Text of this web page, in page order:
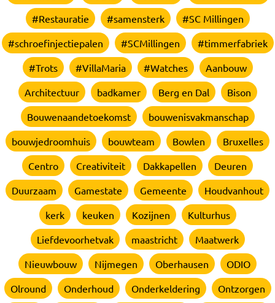
#Restauratie
#samensterk
#SC Millingen
#schroefinjectiepalen
#SCMillingen
#timmerfabriek
#Trots
#VillaMaria #Watches
Aanbouw
Architectuur
badkamer Berg en Dal
Bison
Bouwenaandetoekomst
bouwenisvakmanschap
bouwjedroomhuis
bouwteam Bowlen
Bruxelles
Centro
Creativiteit Dakkapellen
Deuren
Duurzaam
Gamestate Gemeente
Houdvanhout
kerk
keuken Kozijnen
Kulturhus
Liefdevoorhetvak
maastricht
Maatwerk
Nieuwbouw
Nijmegen Oberhausen
ODIO
Olround
Onderhoud Onderkeldering
Ontzorgen